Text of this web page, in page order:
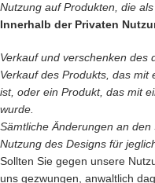
Nutzung auf Produkten, die
Innerhalb der Privaten
Verkauf und verschenken des
Verkauf des Produkts, das mit
ist, oder ein Produkt, das mit
wurde.
Sämtliche Änderungen an den
Nutzung des Designs für
Sollten Sie gegen unsere
uns gezwungen, anwaltlich